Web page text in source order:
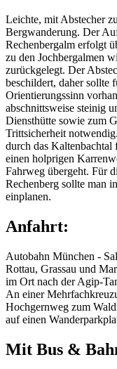
Leichte, mit Abstecher
Bergwanderung. Der
Rechenbergalm erfolgt
zu den Jochbergalmen
zurückgelegt. Der
beschildert, daher sollte
Orientierungssinn
abschnittsweise steinig
Diensthütte sowie zum
Trittsicherheit
durch das
einen holprigen
Fahrweg übergeht. Für
Rechenberg sollte man
einplanen.
Anfahrt:
Autobahn München -
Rottau, Grassau und
im Ort nach der Agip-
An einer
Hochgernweg zum
auf einen
Mit Bus &